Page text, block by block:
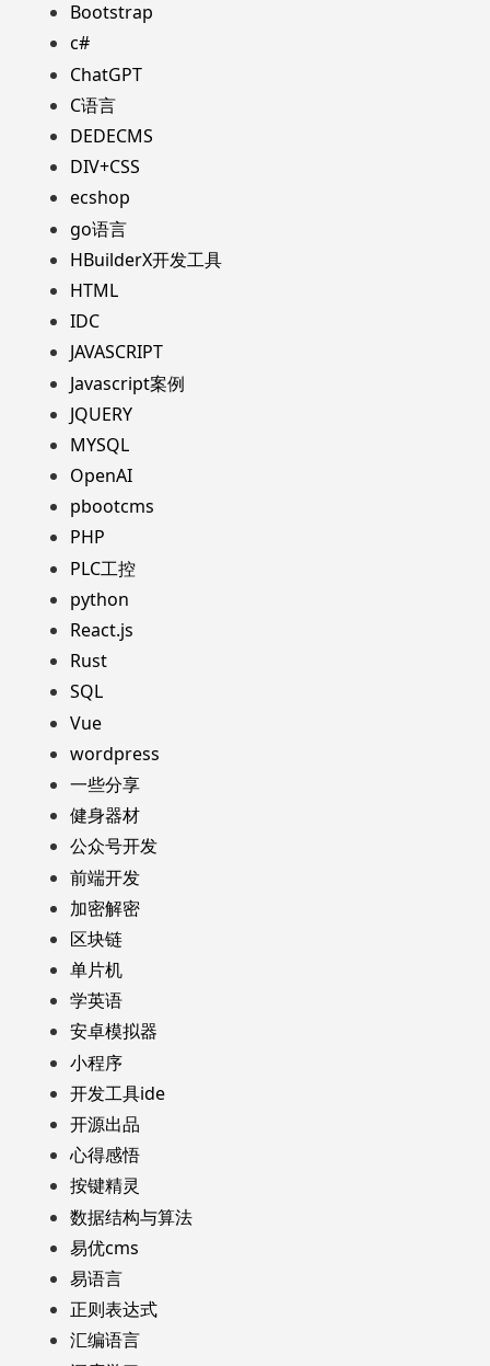
Bootstrap
c#
ChatGPT
C语言
DEDECMS
DIV+CSS
ecshop
go语言
HBuilderX开发工具
HTML
IDC
JAVASCRIPT
Javascript案例
JQUERY
MYSQL
OpenAI
pbootcms
PHP
PLC工控
python
React.js
Rust
SQL
Vue
wordpress
一些分享
健身器材
公众号开发
前端开发
加密解密
区块链
单片机
学英语
安卓模拟器
小程序
开发工具ide
开源出品
心得感悟
按键精灵
数据结构与算法
易优cms
易语言
正则表达式
汇编语言